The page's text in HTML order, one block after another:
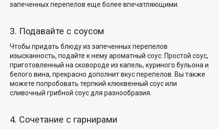
запеченных перепелов еще более впечатляющими.
3. Подавайте с соусом
Чтобы придать блюду из запеченных перепелов
изысканность, подайте к нему ароматный соус. Простой соус,
приготовленный на сковороде из капель, куриного бульона и
белого вина, прекрасно дополнит вкус перепелов. Вы также
можете попробовать терпкий клюквенный соус или
сливочный грибной соус для разнообразия.
4. Сочетание с гарнирами